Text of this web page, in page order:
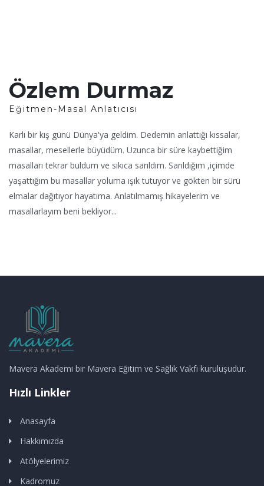
Özlem Durmaz
Eğitmen-Masal Anlatıcısı
Karlı bir kış günü Dünya'ya geldim. Dedemin anlattığı kıssalar,
masallar, mesellerle büyüdüm. Uzunca bir süre kaybettiğim
masalları tekrar buldum ve sıkıca sarıldım. Sarıldığım ,içimde
yaşattığım bu masallar yoluma ışık tutuyor ve gökten bir sürü
elmalar dağıtıyor hayatıma. Anlatılmamış hikayelerim ve
masallarlayım beni bekliyor...
Mavera Akademi bir Mavera Eğitim ve Sağlık Vakfı kuruluşudur.
Hızlı Linkler
Anasayfa
Hakkımızda
Atölyelerimiz
Kadromuz